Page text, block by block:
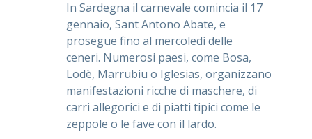
In Sardegna il carnevale comincia il 17
gennaio, Sant Antono Abate, e
prosegue fino al mercoledì delle
ceneri. Numerosi paesi, come Bosa,
Lodè, Marrubiu o Iglesias, organizzano
manifestazioni ricche di maschere, di
carri allegorici e di piatti tipici come le
zeppole o le fave con il lardo.